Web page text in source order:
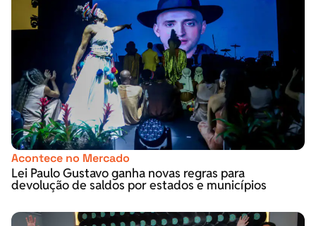
Acontece no Mercado
Lei Paulo Gustavo ganha novas regras para
devolução de saldos por estados e municípios